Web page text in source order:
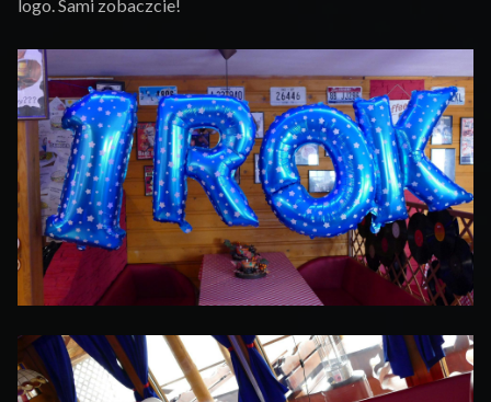
logo. Sami zobaczcie!